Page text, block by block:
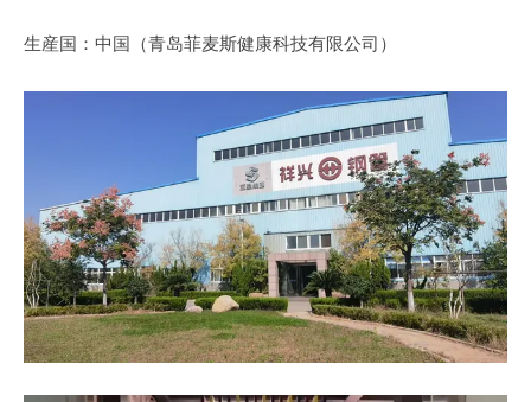
生産国：中国（青岛菲麦斯健康科技有限公司）